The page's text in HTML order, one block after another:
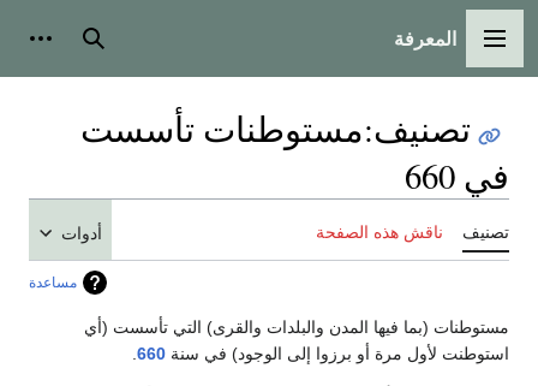
القائمة الرئيسية
المعرفة بحث
تصنيف:مستوطنات تأسست
في 660
تصنيف ناقش هذه الصفحة أدوات
مساعدة
مستوطنات (بما فيها المدن والبلدات والقرى) التي تأسست (أي
استوطنت لأول مرة أو برزوا إلى الوجود) في سنة 660